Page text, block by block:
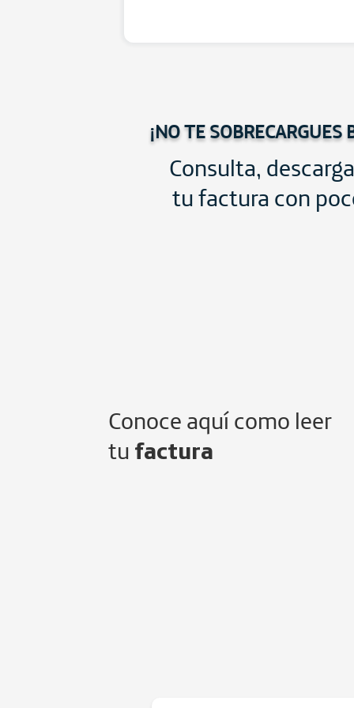
¡NO TE SOBRECARGUES
Consulta,
tu factura con
Conoce aquí como leer
tu factura